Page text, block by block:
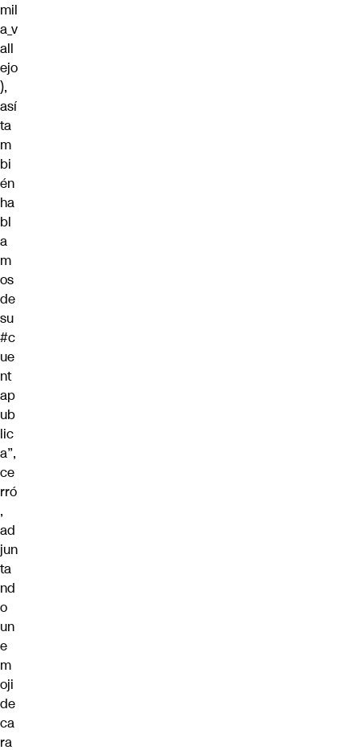
mil
a_v
all
ejo
),
así
ta
m
bi
én
ha
bl
a
m
os
de
su
#c
ue
nt
ap
ub
lic
a”,
ce
rró
,
ad
jun
ta
nd
o
un
e
m
oji
de
ca
ra